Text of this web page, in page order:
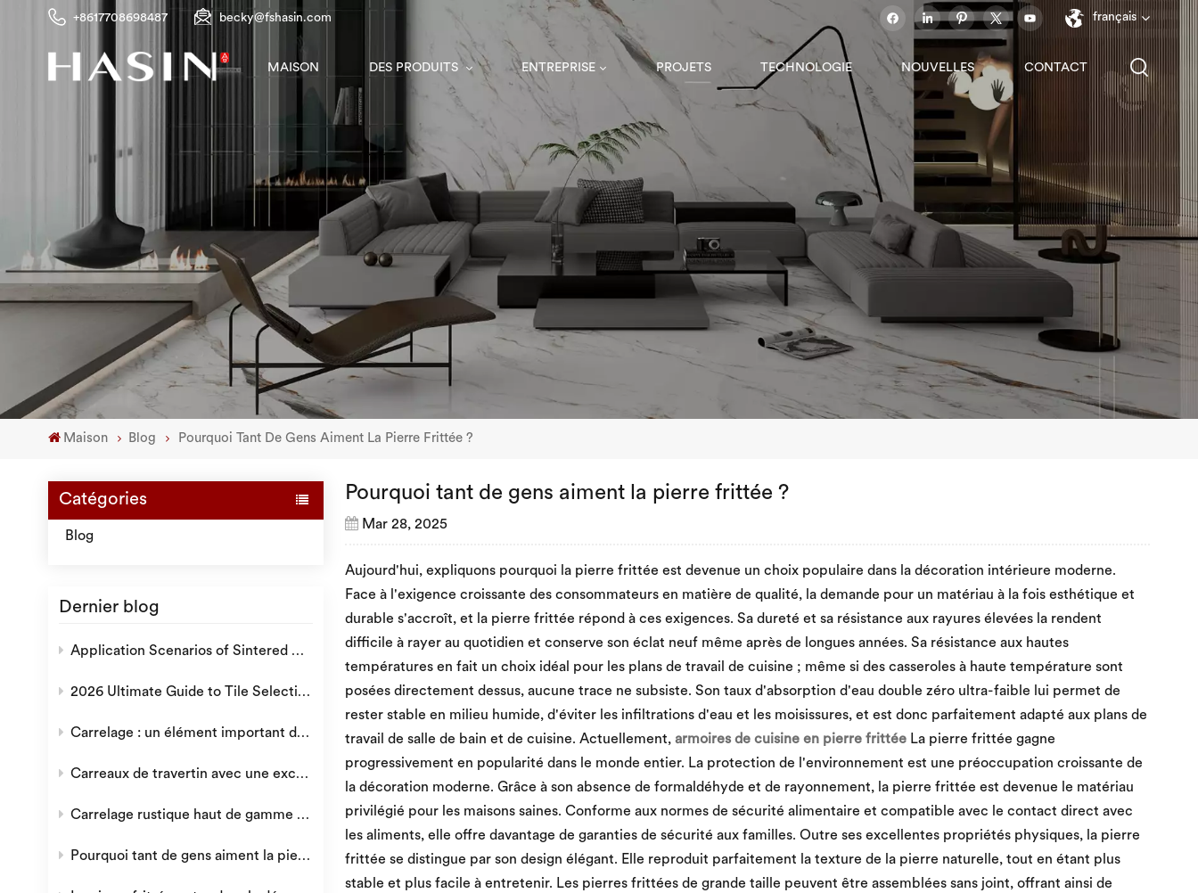
+8617708698487 becky@fshasin.com français
español
MAISON DES PRODUITS ENTREPRISE PROJETS TECHNOLOGIE NOUVELLES CONTACT
Maison Blog Pourquoi Tant De Gens Aiment La Pierre Frittée ?
Catégories
Blog
Dernier blog
Application Scenarios of Sintered Stone: Why is it a Popular Choice for Modern Decoration?
2026 Ultimate Guide to Tile Selection: How to Choose the Ideal Tiles for Villas, Hotels, and Residential Projects
Carrelage : un élément important dans l'environnement domestique.
Carreaux de travertin avec une excellente texture naturelle
Carrelage rustique haut de gamme : la fusion parfaite de l&#39;esthétique rétro et de la qualité moderne
Pourquoi tant de gens aiment la pierre frittée ?
Pourquoi tant de gens aiment la pierre frittée ?
Mar 28, 2025
Aujourd'hui, expliquons pourquoi la pierre frittée est devenue un choix populaire dans la décoration intérieure moderne.
Face à l'exigence croissante des consommateurs en matière de qualité, la demande pour un matériau à la fois esthétique et
durable s'accroît, et la pierre frittée répond à ces exigences. Sa dureté et sa résistance aux rayures élevées la rendent
difficile à rayer au quotidien et conserve son éclat neuf même après de longues années. Sa résistance aux hautes
températures en fait un choix idéal pour les plans de travail de cuisine ; même si des casseroles à haute température sont
posées directement dessus, aucune trace ne subsiste. Son taux d'absorption d'eau double zéro ultra-faible lui permet de
rester stable en milieu humide, d'éviter les infiltrations d'eau et les moisissures, et est donc parfaitement adapté aux plans de
travail de salle de bain et de cuisine. Actuellement, armoires de cuisine en pierre frittéeLa pierre frittée gagne
progressivement en popularité dans le monde entier. La protection de l'environnement est une préoccupation croissante de
la décoration moderne. Grâce à son absence de formaldéhyde et de rayonnement, la pierre frittée est devenue le matériau
privilégié pour les maisons saines. Conforme aux normes de sécurité alimentaire et compatible avec le contact direct avec
les aliments, elle offre davantage de garanties de sécurité aux familles. Outre ses excellentes propriétés physiques, la pierre
frittée se distingue par son design élégant. Elle reproduit parfaitement la texture de la pierre naturelle, tout en étant plus
stable et plus facile à entretenir. Les pierres frittées de grande taille peuvent être assemblées sans joint, offrant ainsi de